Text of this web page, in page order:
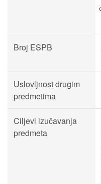
Broj ESPB
Uslovljnost drugim
predmetima
Ciljevi izučavanja
predmeta